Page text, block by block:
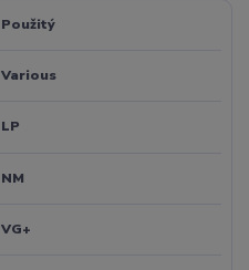
Použitý
Various
LP
NM
VG+